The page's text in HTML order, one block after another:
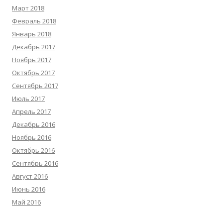
Март 2018
Февраль 2018
Январь 2018
Декабрь 2017
Ноябрь 2017
Октябрь 2017
Сентябрь 2017
Июль 2017
Апрель 2017
Декабрь 2016
Ноябрь 2016
Октябрь 2016
Сентябрь 2016
Август 2016
Июнь 2016
Май 2016